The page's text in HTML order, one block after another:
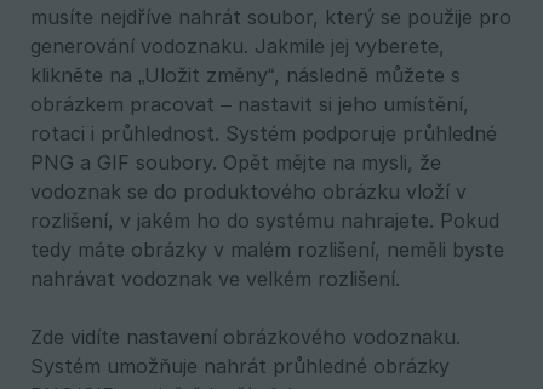
musíte nejdříve nahrát soubor, který se použije pro
generování vodoznaku. Jakmile jej vyberete,
klikněte na „Uložit změny“, následně můžete s
obrázkem pracovat – nastavit si jeho umístění,
rotaci i průhlednost. Systém podporuje průhledné
PNG a GIF soubory. Opět mějte na mysli, že
vodoznak se do produktového obrázku vloží v
rozlišení, v jakém ho do systému nahrajete. Pokud
tedy máte obrázky v malém rozlišení, neměli byste
nahrávat vodoznak ve velkém rozlišení.
Zde vidíte nastavení obrázkového vodoznaku.
Systém umožňuje nahrát průhledné obrázky